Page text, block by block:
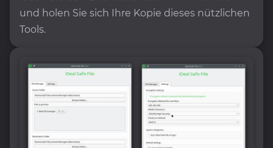
und holen Sie sich Ihre Kopie dieses nützlichen
Tools.